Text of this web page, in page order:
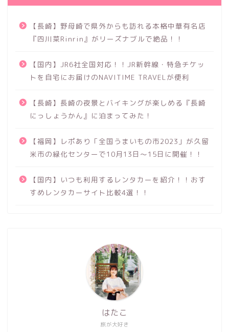
【長崎】野母崎で県外からも訪れる本格中華有名店
『四川菜Rinrin』がリーズナブルで絶品！！
【国内】JR6社全国対応！！JR新幹線・特急チケッ
トを自宅にお届けのNAVITIME TRAVELが便利
【長崎】長崎の夜景とバイキングが楽しめる『長崎
にっしょうかん』に泊まってみた！
【福岡】レポあり「全国うまいもの市2023」が久留
米市の緑化センターで10月13日～15日に開催！！
【国内】いつも利用するレンタカーを紹介！！おす
すめレンタカーサイト比較4選！！
旅が大好き
はたこ